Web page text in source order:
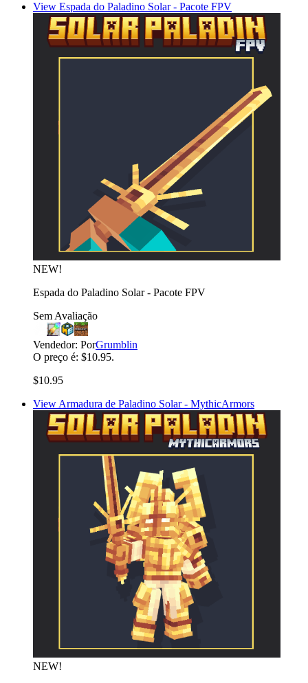
View Espada do Paladino Solar - Pacote FPV
NEW!
Espada do Paladino Solar - Pacote FPV
Sem Avaliação
Vendedor: PorGrumblin
O preço é: $10.95.
$10.95
View Armadura de Paladino Solar - MythicArmors
NEW!